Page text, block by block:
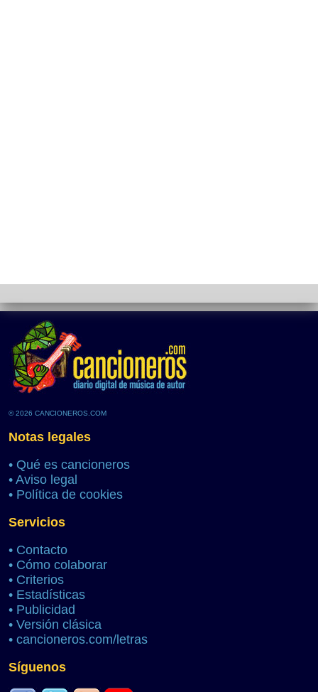
© 2026 CANCIONEROS.COM
Notas legales
• Qué es cancioneros
• Aviso legal
• Política de cookies
Servicios
• Contacto
• Cómo colaborar
• Criterios
• Estadísticas
• Publicidad
• Versión clásica
• cancioneros.com/letras
Síguenos